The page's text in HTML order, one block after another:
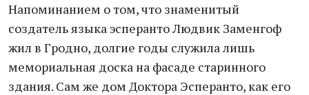
Напоминанием о том, что знаменитый
создатель языка эсперанто Людвик Заменгоф
жил в Гродно, долгие годы служила лишь
мемориальная доска на фасаде старинного
здания. Сам же дом Доктора Эсперанто, как его